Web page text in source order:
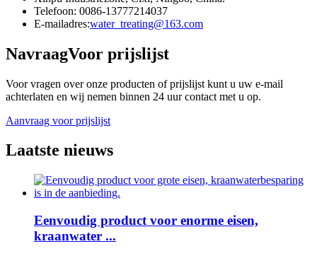
Telefoon: 0086-13777214037
E-mailadres:water_treating@163.com
NavraagVoor prijslijst
Voor vragen over onze producten of prijslijst kunt u uw e-mail
achterlaten en wij nemen binnen 24 uur contact met u op.
Aanvraag voor prijslijst
Laatste nieuws
Eenvoudig product voor enorme eisen,
kraanwater ...